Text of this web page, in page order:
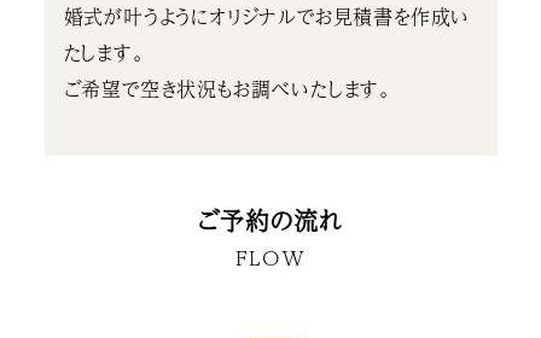
婚式が叶うようにオリジナルでお見積書を作成い
たします。
ご希望で空き状況もお調べいたします。
ご予約の流れ
FLOW